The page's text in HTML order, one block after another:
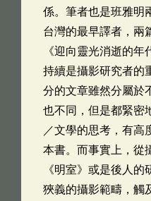
係。筆者也是班雅明
台灣的最早譯者，兩
《迎向靈光消逝的
持續是攝影研究者的
分的文章雖然分屬於
也不同，但是都緊密
／文學的思考，有高
本書。而事實上，從
《明室》或是後人
狹義的攝影範疇，觸